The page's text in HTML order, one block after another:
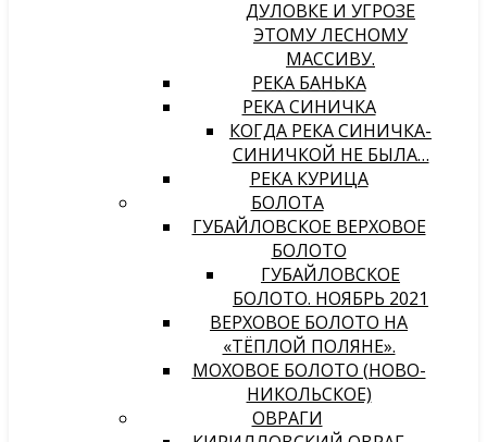
ДУЛОВКЕ И УГРОЗЕ
ЭТОМУ ЛЕСНОМУ
МАССИВУ.
РЕКА БАНЬКА
РЕКА СИНИЧКА
КОГДА РЕКА СИНИЧКА-
СИНИЧКОЙ НЕ БЫЛА…
РЕКА КУРИЦА
БОЛОТА
ГУБАЙЛОВСКОЕ ВЕРХОВОЕ
БОЛОТО
ГУБАЙЛОВСКОЕ
БОЛОТО. НОЯБРЬ 2021
ВЕРХОВОЕ БОЛОТО НА
«ТЁПЛОЙ ПОЛЯНЕ».
МОХОВОЕ БОЛОТО (НОВО-
НИКОЛЬСКОЕ)
ОВРАГИ